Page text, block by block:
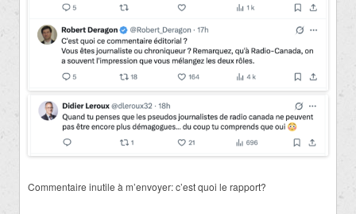
Commentaire inutile à m’envoyer: c’est quoi le rapport?